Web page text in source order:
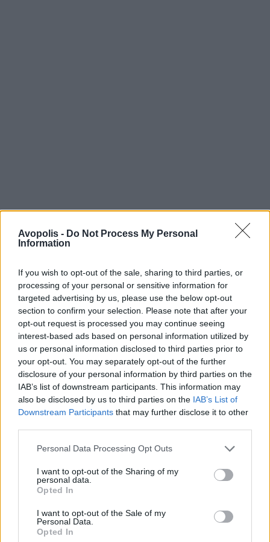
Avopolis - Do Not Process My Personal
Information
If you wish to opt-out of the sale, sharing to third parties, or
processing of your personal or sensitive information for
targeted advertising by us, please use the below opt-out
section to confirm your selection. Please note that after your
opt-out request is processed you may continue seeing
interest-based ads based on personal information utilized by
us or personal information disclosed to third parties prior to
your opt-out. You may separately opt-out of the further
disclosure of your personal information by third parties on the
IAB’s list of downstream participants. This information may
also be disclosed by us to third parties on the IAB’s List of
Downstream Participants that may further disclose it to other
Personal Data Processing Opt Outs
I want to opt-out of the Sharing of my
personal data.
Opted In
I want to opt-out of the Sale of my
Personal Data.
Opted In